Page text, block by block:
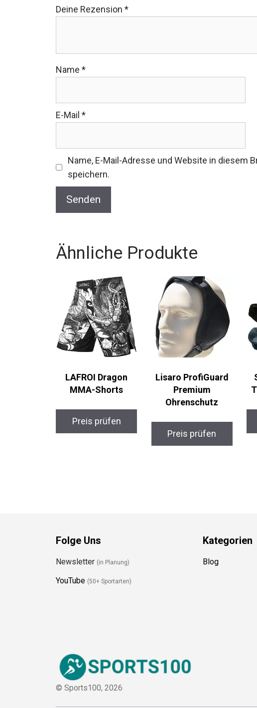
Deine Rezension *
Name *
E-Mail *
Name, E-Mail-Adresse und Website in diesem
speichern.
Ähnliche Produkte
LAFROI Dragon
MMA-Shorts
Preis prüfen
Lisaro ProfiGuard
Premium
Ohrenschutz
Preis prüfen
Folge Uns
Newsletter (in Planung)
YouTube (50+ Sportarten)
Kategorien
Blog
© Sports100, 2026